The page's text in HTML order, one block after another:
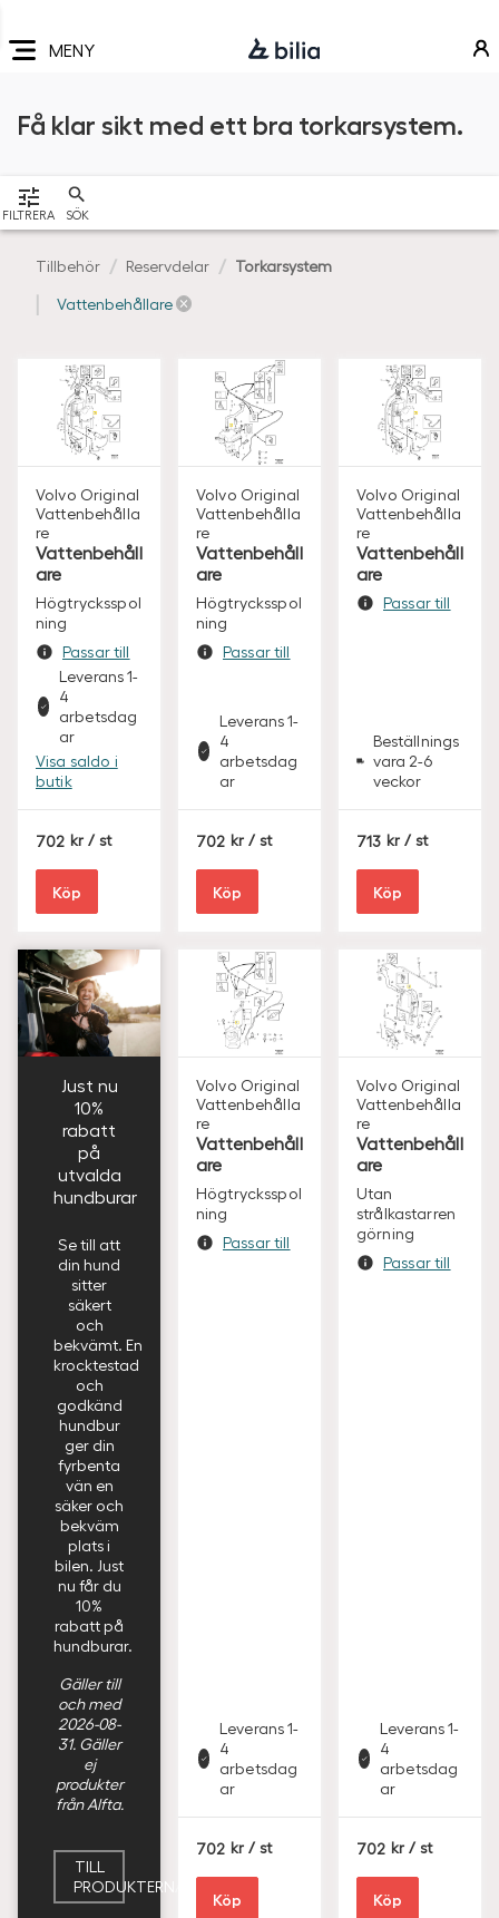
huvudmeny
innehåll
sidfot MENY
Få klar sikt med ett bra torkarsystem.
VISA
FILTRERA SÖK
Tillbehör Reservdelar
Torkarsystem
Vattenbehållare
Volvo Original
Vattenbehålla
re
Vattenbehåll
are
Högtrycksspol
ning
Passar till
Leverans 1-
4
arbetsdag
ar
Visa saldo i
butik
702 S / st
Köp
Volvo Original
Vattenbehålla
re
Vattenbehåll
are
Högtrycksspol
ning
Passar till
Leverans 1-
4
arbetsdag
ar
702 S / st
Köp
Volvo Original
Vattenbehålla
re
Vattenbehåll
are
Passar till
Beställnings
vara 2-6
veckor
713 S / st
Köp
Just nu
10%
rabatt
på
utvalda
hundburar
Se till att
din hund
sitter
säkert
och
bekvämt. En
krocktestad
och
godkänd
hundbur
ger din
fyrbenta
vän en
säker och
bekväm
plats i
bilen. Just
nu får du
10%
rabatt på
hundburar.
Gäller till
och med
2026-08-
31. Gäller
ej
produkter
från Alfta.
TILL
PRODUKTERNA
Volvo Original
Vattenbehålla
re
Vattenbehåll
are
Högtrycksspol
ning
Passar till
Leverans 1-
4
arbetsdag
ar
702 S / st
Köp
Volvo Original
Vattenbehålla
re
Vattenbehåll
are
Utan
strålkastarren
görning
Passar till
Leverans 1-
4
arbetsdag
ar
702 S / st
Köp